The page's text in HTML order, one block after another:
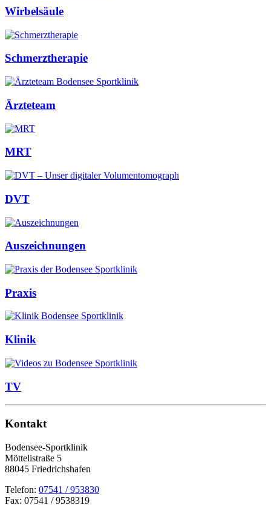
Wirbelsäule
Schmerztherapie
Ärzteteam
MRT
DVT
Auszeichnungen
Praxis
Klinik
TV
Kontakt
Bodensee-Sportklinik
Möttelistraße 5
88045 Friedrichshafen
Telefon: 07541 / 953830
Fax: 07541 / 9538319